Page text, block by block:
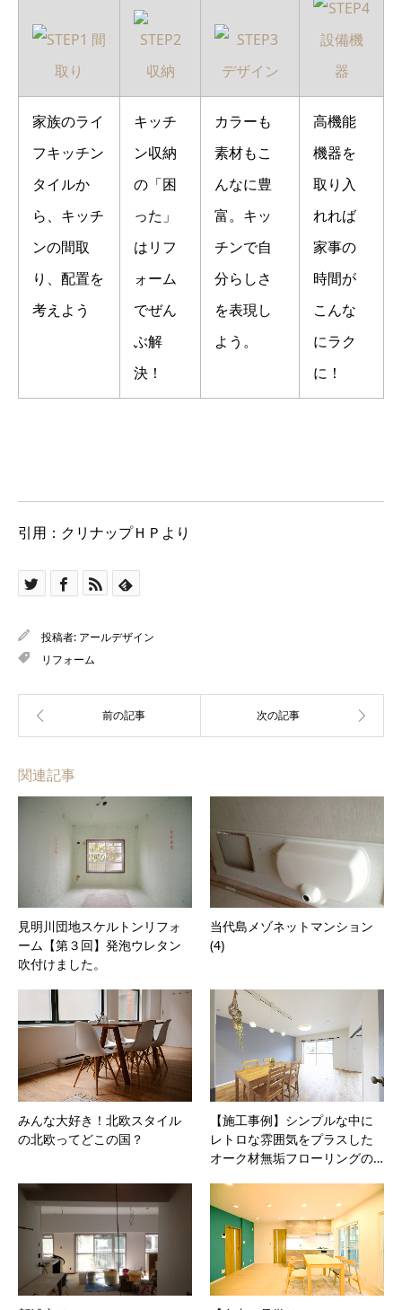
家族のライ
フキッチン
タイルか
ら、キッチ
ンの間取
り、配置を
考えよう
キッチ
ン収納
の「困
った」
はリフ
ォーム
でぜん
ぶ解
決！
カラーも
素材もこ
んなに豊
富。キッ
チンで自
分らしさ
を表現し
よう。
高機能
機器を
取り入
れれば
家事の
時間が
こんな
にラク
に！
引用：クリナップＨＰより
投稿者: アールデザイン
リフォーム
関連記事
見明川団地スケルトンリフォ
ーム【第３回】発泡ウレタン
吹付けました。
当代島メゾネットマンション
(4)
みんな大好き！北欧スタイル
の北欧ってどこの国？
【施工事例】シンプルな中に
レトロな雰囲気をプラスした
オーク材無垢フローリングの…